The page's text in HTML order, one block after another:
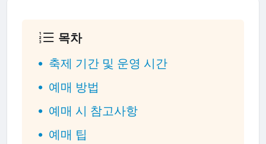
목차
축제 기간 및 운영 시간
예매 방법
예매 시 참고사항
예매 팁